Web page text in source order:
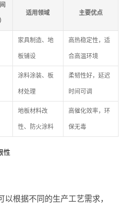
适用领域 主要优点
家具制造、地
板铺设
高热稳定性，适
合高温环境
涂料涂装、板
材处理
柔韧性好，延迟
时间可调
地板材料改
性、防火涂料
高催化效率，环
保无毒
性
以根据不同的生产工艺需求，